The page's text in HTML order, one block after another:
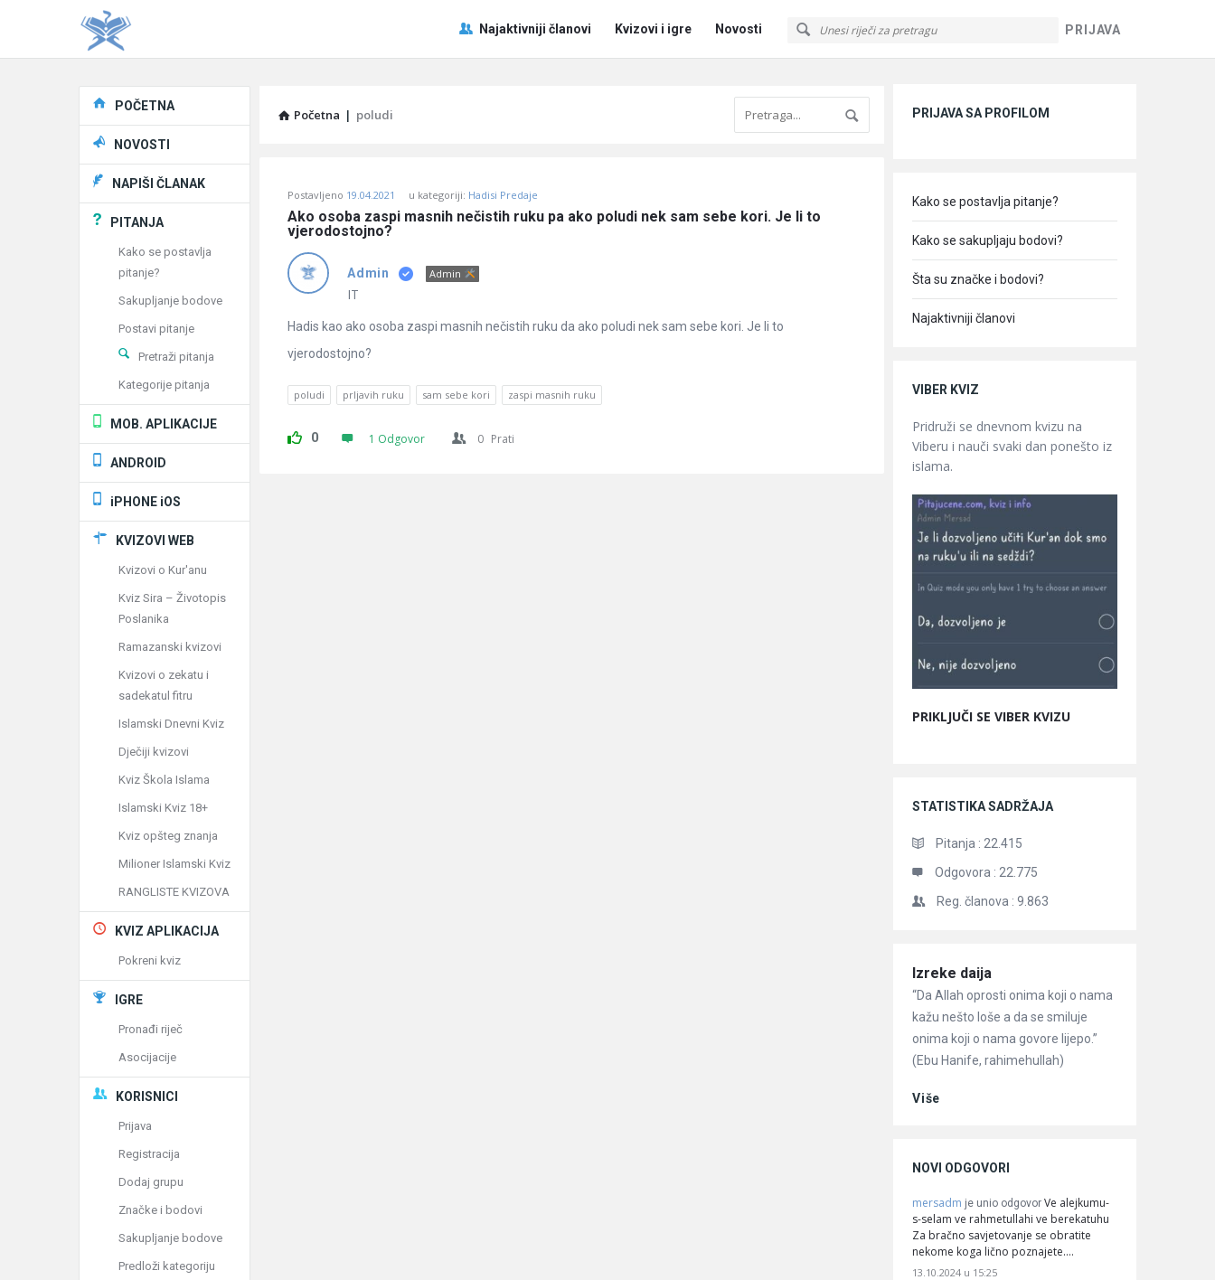
PRIJAVA
Pitaj
Učene
Najaktivniji članovi Kvizovi i igre Novosti
Početna | poludi
Učene
Latest
Pitanja
Postavljeno 19.04.2021 u kategoriji: Hadisi Predaje
Ako osoba zaspi masnih nečistih ruku pa ako poludi nek sam sebe kori. Je li to
vjerodostojno?
Admin Admin
IT
Hadis kao ako osoba zaspi masnih nečistih ruku da ako poludi nek sam sebe kori. Je li to
vjerodostojno?
poludi prljavih ruku sam sebe kori zaspi masnih ruku
0 1 Odgovor 0 Prati
PRIJAVA SA PROFILOM
Kako se postavlja pitanje?
Kako se sakupljaju bodovi?
Šta su značke i bodovi?
Najaktivniji članovi
VIBER KVIZ
Pridruži se dnevnom kvizu na
Viberu i nauči svaki dan ponešto iz
islama.
PRIKLJUČI SE VIBER KVIZU
STATISTIKA SADRŽAJA
Pitanja : 22.415
Odgovora : 22.775
Reg. članova : 9.863
Članci
Izreke daija
“Da Allah oprosti onima koji o nama
kažu nešto loše a da se smiluje
onima koji o nama govore lijepo.”
(Ebu Hanife, rahimehullah)
Više
NOVI ODGOVORI
mersadm je unio odgovor Ve alejkumu-
s-selam ve rahmetullahi ve berekatuhu
Za bračno savjetovanje se obratite
nekome koga lično poznajete.…
13.10.2024 u 15:25
Explore
POČETNA
NOVOSTI
NAPIŠI ČLANAK
PITANJA
Kako se postavlja
pitanje?
Sakupljanje bodove
Postavi pitanje
Pretraži pitanja
Kategorije pitanja
MOB. APLIKACIJE
ANDROID
iPHONE iOS
KVIZOVI WEB
Kvizovi o Kur'anu
Kviz Sira – Životopis
Poslanika
Ramazanski kvizovi
Kvizovi o zekatu i
sadekatul fitru
Islamski Dnevni Kviz
Dječiji kvizovi
Kviz Škola Islama
Islamski Kviz 18+
Kviz opšteg znanja
Milioner Islamski Kviz
RANGLISTE KVIZOVA
KVIZ APLIKACIJA
Pokreni kviz
IGRE
Pronađi riječ
Asocijacije
KORISNICI
Prijava
Registracija
Dodaj grupu
Značke i bodovi
Sakupljanje bodove
Predloži kategoriju